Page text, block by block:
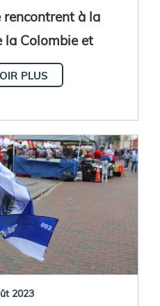
rencontrent à la
la Colombie et
PLUS
2023